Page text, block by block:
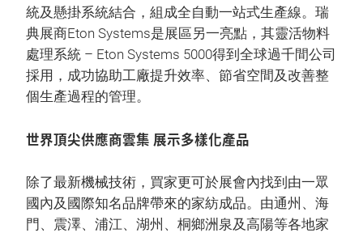
統及懸掛系統結合，組成全自動一站式生產線。瑞
典展商Eton Systems是展區另一亮點，其靈活物料
處理系統 – Eton Systems 5000得到全球過千間公司
採用，成功協助工廠提升效率、節省空間及改善整
個生產過程的管理。
世界頂尖供應商雲集 展示多樣化產品
除了最新機械技術，買家更可於展會內找到由一眾
國內及國際知名品牌帶來的家紡成品。由通州、海
門、震澤、浦江、湖州、桐鄉洲泉及高陽等各地家